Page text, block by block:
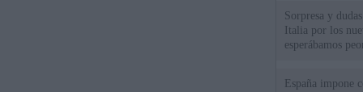
Sorpresa y
Italia por los
esperábamos
España impone